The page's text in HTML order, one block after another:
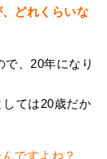
どれくらいな
、20年になり
ては20歳だか
ですよね？